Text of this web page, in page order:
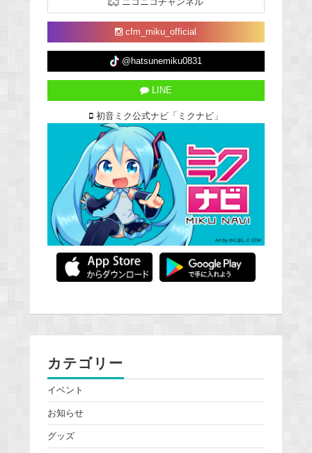
cfm_miku_official
@hatsunemiku0831
LINE
初音ミク公式ナビ「ミクナビ」
カテゴリー
イベント
お知らせ
グッズ